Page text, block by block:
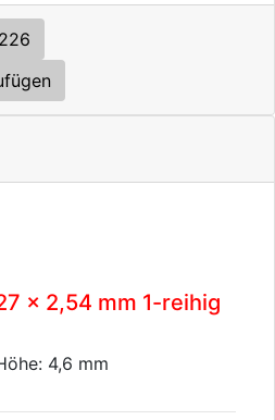
x 2,54 mm 1-reihig
4,6 mm